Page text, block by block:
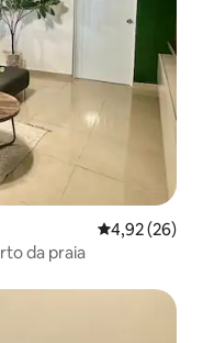
4,92 de uma
4,92 (26)
da praia